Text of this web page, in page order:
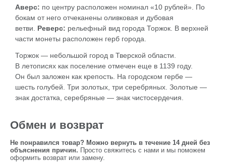
Аверс: по центру расположен номинал «10 рублей». По
бокам от него отчеканены оливковая и дубовая
ветви. Реверс: рельефный вид города Торжок. В верхней
части монеты расположен герб города.
Торжок — небольшой город в Тверской области.
В летописях как поселение отмечен еще в 1139 году.
Он был заложен как крепость. На городском гербе —
шесть голубей. Три золотых, три серебряных. Золотые —
знак достатка, серебряные — знак чистосердечия.
Обмен и возврат
Не понравился товар? Можно вернуть в течение 14 дней без
объяснения причин. Просто свяжитесь с нами и мы поможем
оформить возврат или замену.